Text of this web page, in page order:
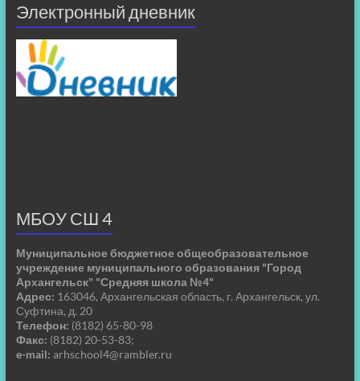
Электронный дневник
МБОУ СШ 4
Муниципальное бюджетное общеобразовательное
учреждение муниципального образования "Город
Архангельск" "Средняя школа №4"
Адрес: 163046, Архангельская область, г. Архангельск, ул.
Суфтина, д. 20
Телефон: (8182) 65-80-98
Факс: (8182) 20-53-83;
e-mail: arhschool4@rambler.ru